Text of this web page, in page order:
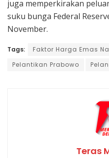
juga memperkirakan
suku bunga Federal
November.
Tags: Faktor Harga Emas
Pelantikan Prabowo
Teras